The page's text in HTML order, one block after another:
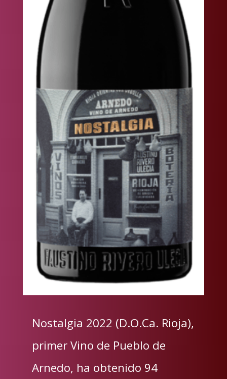
Nostalgia 2022 (D.O.Ca. Rioja),
primer Vino de Pueblo de
Arnedo, ha obtenido 94